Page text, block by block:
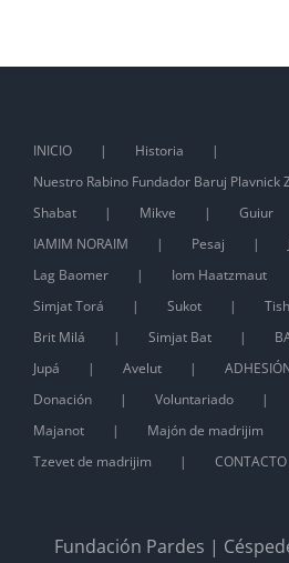
INICIO
Historia
Nuestro Rabino Fundador Baruj Plavnick
Shabat
Mikve Guiur
IAMIM NORAIM
Pesaj
Lag Baomer
Iom Haatzmaut
Simjat Torá
Sukot
Brit Milá
Simjat Bat
Jupá
Avelut
Donación
Voluntariado
Majanot
Majón de madrijim
Tzevet de madrijim
CONTACTO
Fundación Pardes |